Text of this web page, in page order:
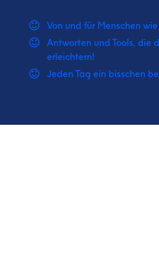
Von und für Menschen
Antworten und Tools, die
erleichtern!
Jeden Tag ein bisschen